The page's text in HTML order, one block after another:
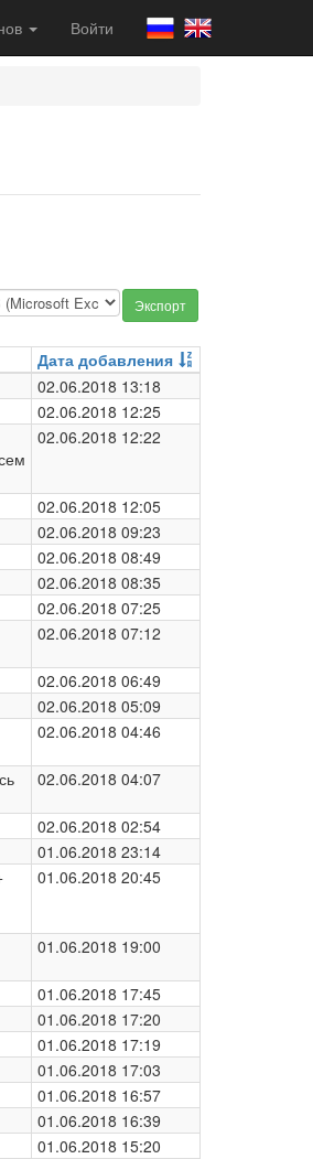
Войти
Экспорт
Дата добавления
02.06.2018 13:18
02.06.2018 12:25
02.06.2018 12:22
02.06.2018 12:05
02.06.2018 09:23
02.06.2018 08:49
02.06.2018 08:35
02.06.2018 07:25
02.06.2018 07:12
02.06.2018 06:49
02.06.2018 05:09
02.06.2018 04:46
02.06.2018 04:07
02.06.2018 02:54
01.06.2018 23:14
01.06.2018 20:45
01.06.2018 19:00
01.06.2018 17:45
01.06.2018 17:20
01.06.2018 17:19
01.06.2018 17:03
01.06.2018 16:57
01.06.2018 16:39
01.06.2018 15:20